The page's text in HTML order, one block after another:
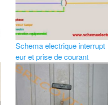
Schema electrique interrupt
eur et prise de courant